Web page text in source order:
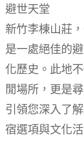
避世天堂
新竹李棟山莊
是一處絕佳的
化歷史。此地
閒場所，更是
引領您深入了
宿選項與文化活